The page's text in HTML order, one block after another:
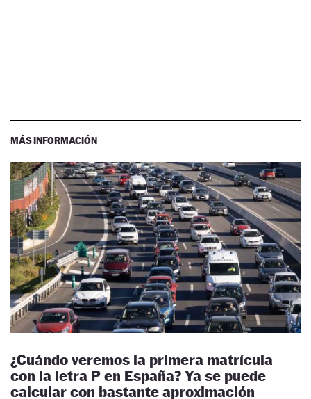
MÁS INFORMACIÓN
¿Cuándo veremos la primera matrícula
con la letra P en España? Ya se puede
calcular con bastante aproximación